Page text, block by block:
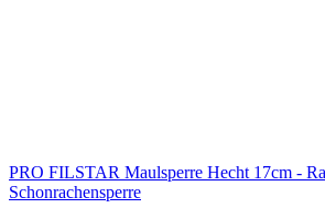
PRO FILSTAR Maulsperre Hecht 17cm -
Schonrachensperre